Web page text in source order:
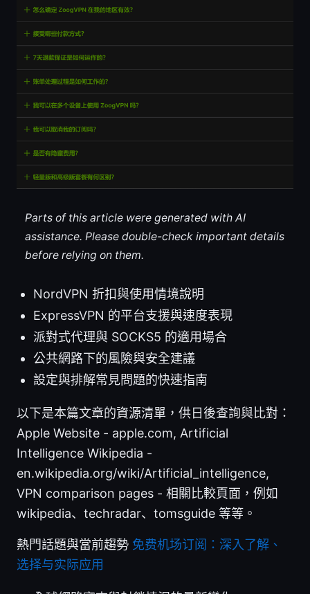
Parts of this article were generated with AI
assistance. Please double-check important details
before relying on them.
NordVPN 折扣與使用情境說明
ExpressVPN 的平台支援與速度表現
派對式代理與 SOCKS5 的適用場合
公共網路下的風險與安全建議
設定與排解常見問題的快速指南
以下是本篇文章的資源清單，供日後查詢與比對：
Apple Website - apple.com, Artificial
Intelligence Wikipedia -
en.wikipedia.org/wiki/Artificial_intelligence,
VPN comparison pages - 相關比較頁面，例如
wikipedia、techradar、tomsguide 等等。
熱門話題與當前趨勢 免费机场订阅：深入了解、
选择与实际应用